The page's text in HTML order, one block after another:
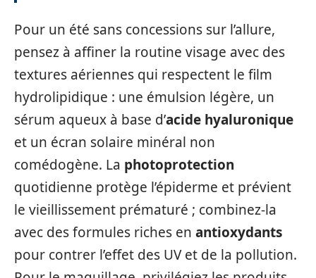
Pour un été sans concessions sur l’allure,
pensez à affiner la routine visage avec des
textures aériennes qui respectent le film
hydrolipidique : une émulsion légère, un
sérum aqueux à base d’acide hyaluronique
et un écran solaire minéral non
comédogène. La photoprotection
quotidienne protège l’épiderme et prévient
le vieillissement prématuré ; combinez-la
avec des formules riches en antioxydants
pour contrer l’effet des UV et de la pollution.